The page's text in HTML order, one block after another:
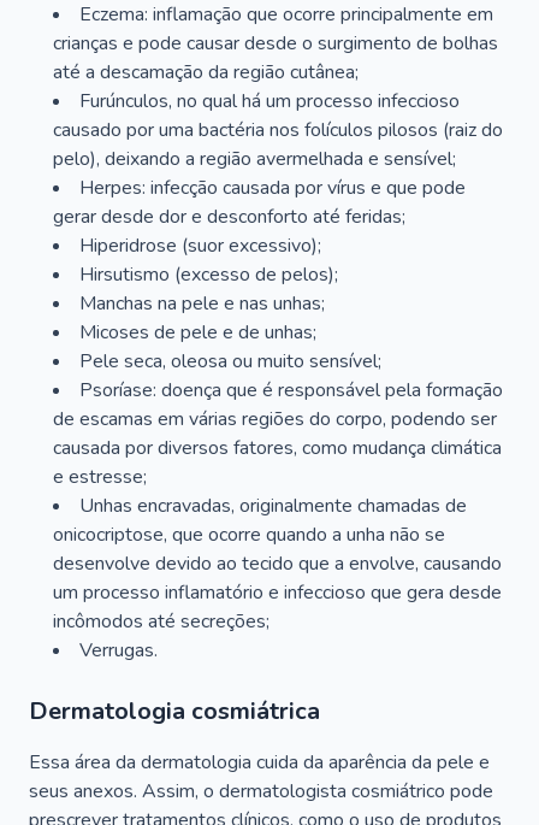
Eczema: inflamação que ocorre principalmente em
crianças e pode causar desde o surgimento de bolhas
até a descamação da região cutânea;
Furúnculos, no qual há um processo infeccioso
causado por uma bactéria nos folículos pilosos (raiz do
pelo), deixando a região avermelhada e sensível;
Herpes: infecção causada por vírus e que pode
gerar desde dor e desconforto até feridas;
Hiperidrose (suor excessivo);
Hirsutismo (excesso de pelos);
Manchas na pele e nas unhas;
Micoses de pele e de unhas;
Pele seca, oleosa ou muito sensível;
Psoríase: doença que é responsável pela formação
de escamas em várias regiões do corpo, podendo ser
causada por diversos fatores, como mudança climática
e estresse;
Unhas encravadas, originalmente chamadas de
onicocriptose, que ocorre quando a unha não se
desenvolve devido ao tecido que a envolve, causando
um processo inflamatório e infeccioso que gera desde
incômodos até secreções;
Verrugas.
Dermatologia cosmiátrica
Essa área da dermatologia cuida da aparência da pele e
seus anexos. Assim, o dermatologista cosmiátrico pode